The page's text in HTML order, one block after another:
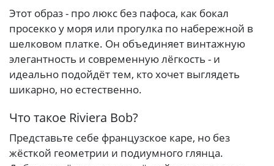
Этот образ - про люкс без пафоса, как бокал
просекко у моря или прогулка по набережной в
шелковом платке. Он объединяет винтажную
элегантность и современную лёгкость - и
идеально подойдёт тем, кто хочет выглядеть
шикарно, но естественно.
Что такое Riviera Bob?
Представьте себе французское каре, но без
жёсткой геометрии и подиумного глянца.